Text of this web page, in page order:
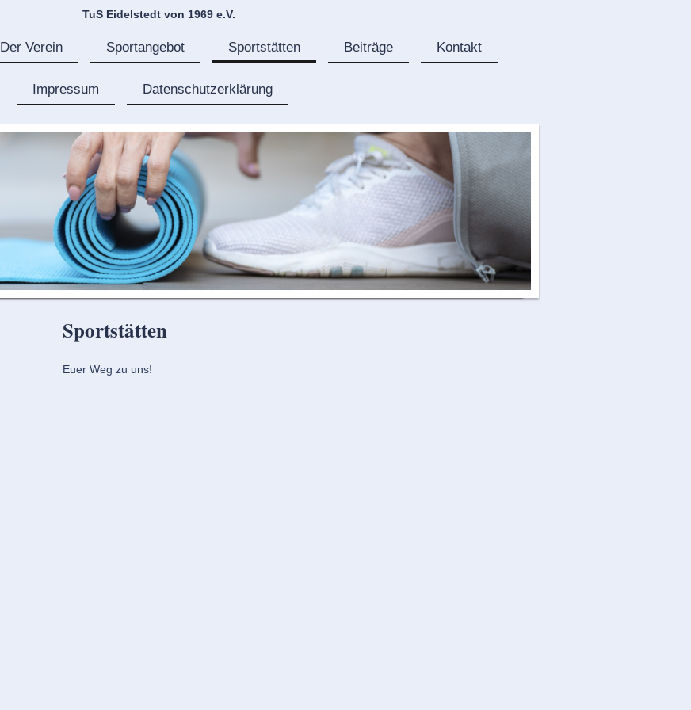
TuS Eidelstedt von 1969 e.V.
Der Verein Sportangebot Sportstätten Beiträge Kontakt
Impressum Datenschutzerklärung
Sportstätten
Euer Weg zu uns!